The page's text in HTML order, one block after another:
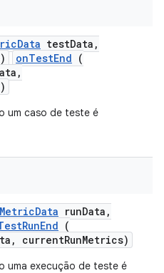
Data testData ,
onTestEnd (
um caso de teste é
MetricData runData ,
(
currentRunMetrics)
uma execução de teste é